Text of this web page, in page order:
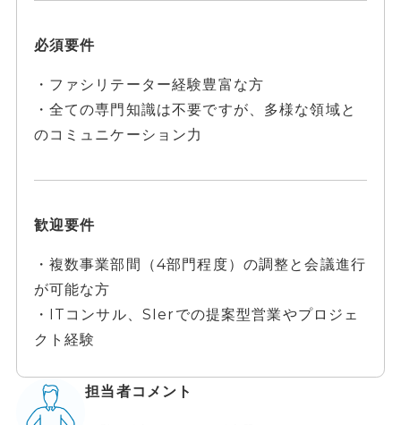
必須要件
・ファシリテーター経験豊富な方
・全ての専門知識は不要ですが、多様な領域と
のコミュニケーション力
歓迎要件
・複数事業部間（4部門程度）の調整と会議進行
が可能な方
・ITコンサル、SIerでの提案型営業やプロジェ
クト経験
担当者コメント